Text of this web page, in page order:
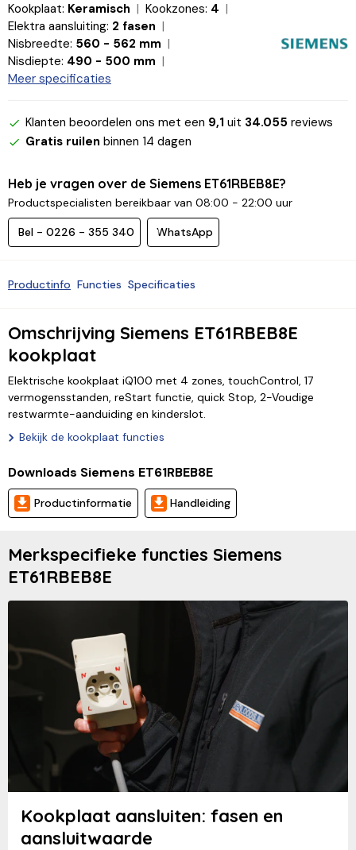
Kookplaat: Keramisch Kookzones: 4
Elektra aansluiting: 2 fasen
Nisbreedte: 560 - 562 mm
Nisdiepte: 490 - 500 mm
Meer specificaties
Klanten beoordelen ons met een 9,1 uit 34.055 reviews
Gratis ruilen binnen 14 dagen
Heb je vragen over de Siemens ET61RBEB8E?
Productspecialisten bereikbaar van 08:00 - 22:00 uur
Bel - 0226 - 355 340 WhatsApp
Productinfo Functies Specificaties
Omschrijving Siemens ET61RBEB8E
kookplaat
Elektrische kookplaat iQ100 met 4 zones, touchControl, 17
vermogensstanden, reStart functie, quick Stop, 2-Voudige
restwarmte-aanduiding en kinderslot.
Bekijk de kookplaat functies
Downloads Siemens ET61RBEB8E
Productinformatie Handleiding
Merkspecifieke functies Siemens
ET61RBEB8E
Kookplaat aansluiten: fasen en
aansluitwaarde